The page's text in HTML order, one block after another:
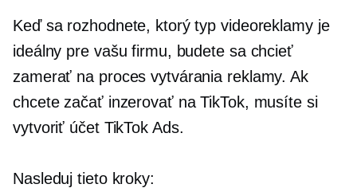
Keď sa rozhodnete, ktorý typ videoreklamy je
ideálny pre vašu firmu, budete sa chcieť
zamerať na proces vytvárania reklamy. Ak
chcete začať inzerovať na TikTok, musíte si
vytvoriť účet TikTok Ads.
Nasleduj tieto kroky: